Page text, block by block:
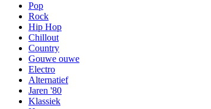
Pop
Rock
Hip Hop
Chillout
Country
Gouwe ouwe
Electro
Alternatief
Jaren '80
Klassiek